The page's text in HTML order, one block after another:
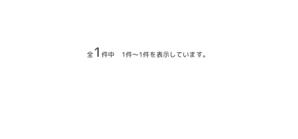
全1件中 1件～1件を表示しています。